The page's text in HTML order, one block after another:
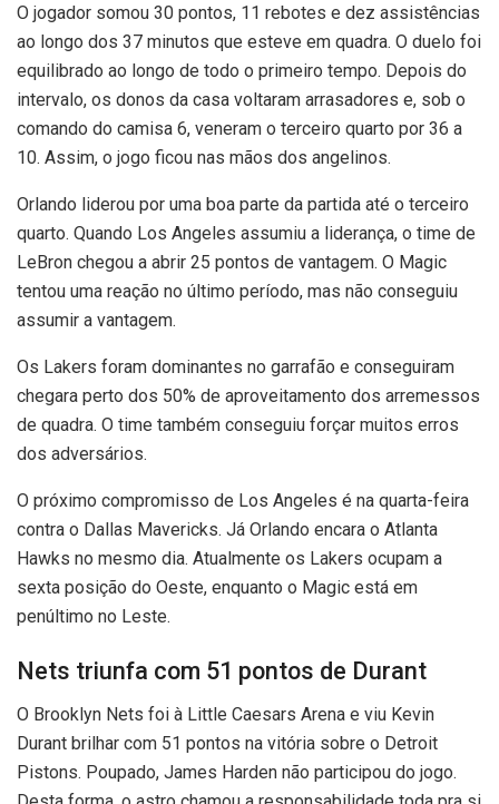
O jogador somou 30 pontos, 11 rebotes e dez assistências
ao longo dos 37 minutos que esteve em quadra. O duelo foi
equilibrado ao longo de todo o primeiro tempo. Depois do
intervalo, os donos da casa voltaram arrasadores e, sob o
comando do camisa 6, veneram o terceiro quarto por 36 a
10. Assim, o jogo ficou nas mãos dos angelinos.
Orlando liderou por uma boa parte da partida até o terceiro
quarto. Quando Los Angeles assumiu a liderança, o time de
LeBron chegou a abrir 25 pontos de vantagem. O Magic
tentou uma reação no último período, mas não conseguiu
assumir a vantagem.
Os Lakers foram dominantes no garrafão e conseguiram
chegara perto dos 50% de aproveitamento dos arremessos
de quadra. O time também conseguiu forçar muitos erros
dos adversários.
O próximo compromisso de Los Angeles é na quarta-feira
contra o Dallas Mavericks. Já Orlando encara o Atlanta
Hawks no mesmo dia. Atualmente os Lakers ocupam a
sexta posição do Oeste, enquanto o Magic está em
penúltimo no Leste.
Nets triunfa com 51 pontos de Durant
O Brooklyn Nets foi à Little Caesars Arena e viu Kevin
Durant brilhar com 51 pontos na vitória sobre o Detroit
Pistons. Poupado, James Harden não participou do jogo.